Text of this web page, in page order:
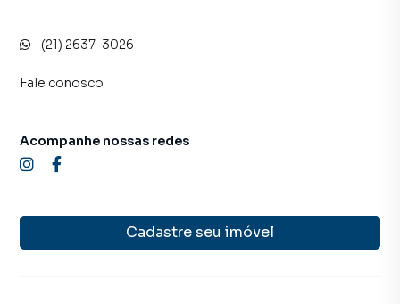
(21) 2637-3026
Fale conosco
Cadastre seu imóvel
Acompanhe nossas redes